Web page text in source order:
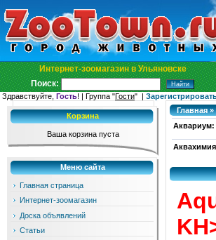
Интернет-зоомагазин в Ульяновске
Поиск:
Здравствуйте, Гость! | Группа "Гости" |
Корзина
Ваша корзина пуста
Меню сайта
Главная страница
Интернет-зоомагазин
Доска объявлений
Статьи
Главная »
Аквариум: